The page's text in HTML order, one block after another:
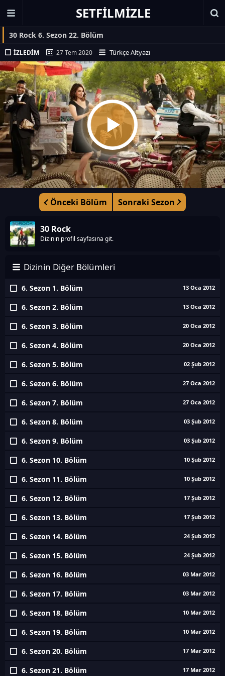
SETFILMIZLE
30 Rock 6. Sezon 22. Bölüm
İZLEDIM 27 Tem 2020 Türkçe Altyazı
Önceki Bölüm Sonraki Sezon
30 Rock
Dizinin profil sayfasına git.
Dizinin Diğer Bölümleri
6. Sezon 1. Bölüm 13 Oca 2012
6. Sezon 2. Bölüm 13 Oca 2012
6. Sezon 3. Bölüm 20 Oca 2012
6. Sezon 4. Bölüm 20 Oca 2012
6. Sezon 5. Bölüm 02 Şub 2012
6. Sezon 6. Bölüm 27 Oca 2012
6. Sezon 7. Bölüm 27 Oca 2012
6. Sezon 8. Bölüm 03 Şub 2012
6. Sezon 9. Bölüm 03 Şub 2012
6. Sezon 10. Bölüm 10 Şub 2012
6. Sezon 11. Bölüm 10 Şub 2012
6. Sezon 12. Bölüm 17 Şub 2012
6. Sezon 13. Bölüm 17 Şub 2012
6. Sezon 14. Bölüm 24 Şub 2012
6. Sezon 15. Bölüm 24 Şub 2012
6. Sezon 16. Bölüm 03 Mar 2012
6. Sezon 17. Bölüm 03 Mar 2012
6. Sezon 18. Bölüm 10 Mar 2012
6. Sezon 19. Bölüm 10 Mar 2012
6. Sezon 20. Bölüm 17 Mar 2012
6. Sezon 21. Bölüm 17 Mar 2012